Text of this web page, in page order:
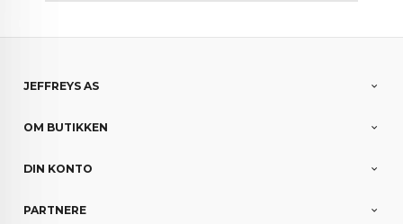
JEFFREYS AS
OM BUTIKKEN
DIN KONTO
PARTNERE